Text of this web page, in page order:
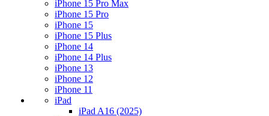
iPhone 15 Pro Max
iPhone 15 Pro
iPhone 15
iPhone 15 Plus
iPhone 14
iPhone 14 Plus
iPhone 13
iPhone 12
iPhone 11
iPad
iPad A16 (2025)